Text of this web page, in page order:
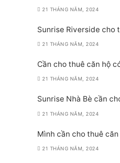
21 THÁNG NĂM, 2024
Sunrise Riverside cho
21 THÁNG NĂM, 2024
Cần cho thuê căn hộ
21 THÁNG NĂM, 2024
Sunrise Nhà Bè cần
21 THÁNG NĂM, 2024
Mình cần cho thuê
21 THÁNG NĂM, 2024